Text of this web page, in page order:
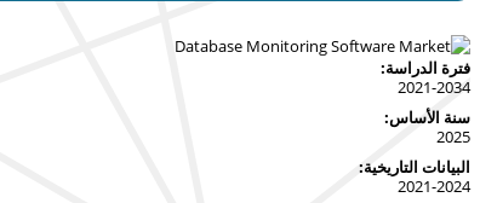
فترة الدراسة:
2021-2034
سنة الأساس:
2025
البيانات التاريخية:
2021-2024